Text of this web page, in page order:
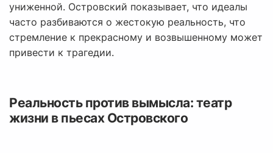
униженной. Островский показывает, что идеалы
часто разбиваются о жестокую реальность, что
стремление к прекрасному и возвышенному может
привести к трагедии.
Реальность против вымысла: театр
жизни в пьесах Островского